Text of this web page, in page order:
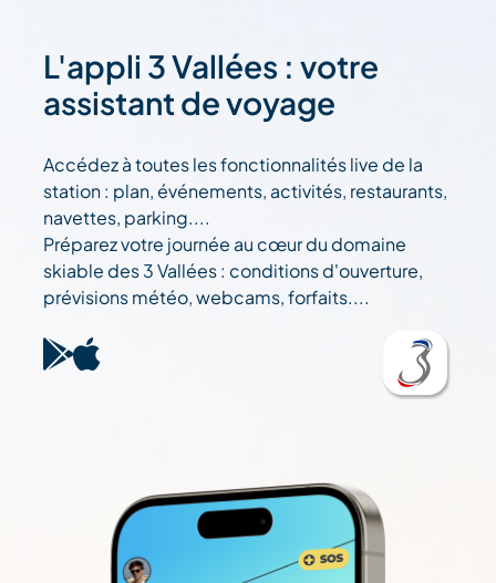
L'appli 3 Vallées : votre
assistant de voyage
Accédez à toutes les fonctionnalités live de la
station : plan, événements, activités, restaurants,
navettes, parking....
Préparez votre journée au cœur du domaine
skiable des 3 Vallées : conditions d'ouverture,
prévisions météo, webcams, forfaits....